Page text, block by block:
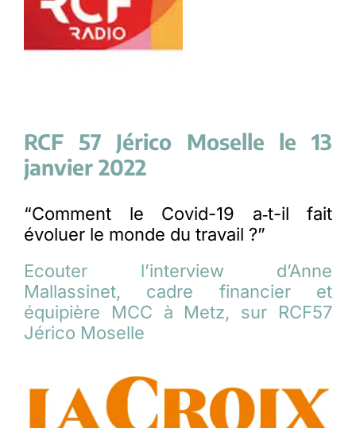
RCF 57 Jérico Moselle le 13
janvier 2022
“Comment le Covid-19 a‑t-il fait
évoluer le monde du travail ?”
Ecouter l’interview d’Anne
Mallassinet, cadre financier et
équipière MCC à Metz, sur RCF57
Jérico Moselle